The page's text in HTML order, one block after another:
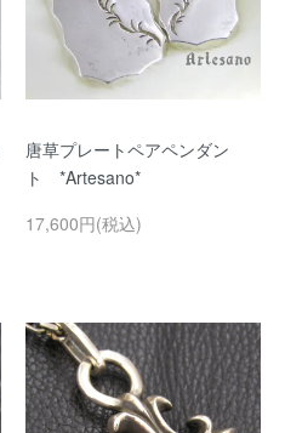
唐草プレートペアペンダン
ト *Artesano*
17,600円(税込)